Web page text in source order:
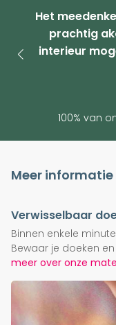
Het
prachtig
interieur
100% van
Meer informatie
Verwisselbaar
Binnen enkele
Bewaar je doeken
meer over onze